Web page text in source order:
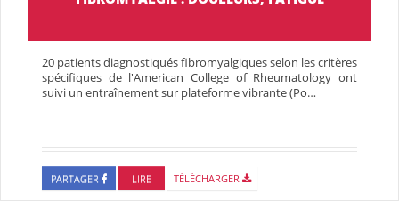
20 patients diagnostiqués fibromyalgiques selon les critères
spécifiques de l'American College of Rheumatology ont
suivi un entraînement sur plateforme vibrante (Po…
PARTAGER LIRE TÉLÉCHARGER